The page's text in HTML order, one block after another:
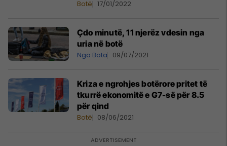
Botë 17/01/2022
Çdo minutë, 11 njerëz vdesin nga
uria në botë
Nga Bota 09/07/2021
Kriza e ngrohjes botërore pritet të
tkurrë ekonomitë e G7-së për 8.5
për qind
Botë 08/06/2021